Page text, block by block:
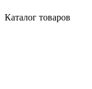
Каталог товаров